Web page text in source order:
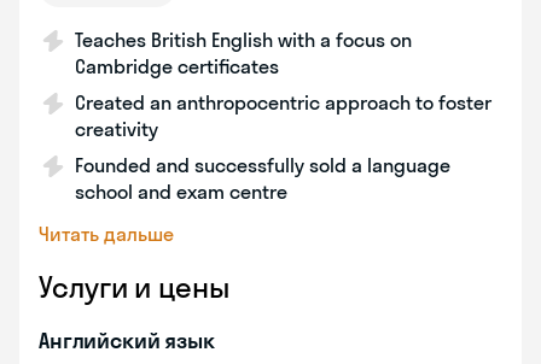
Teaches British English with a focus on
Cambridge certificates
Created an anthropocentric approach to foster
creativity
Founded and successfully sold a language
school and exam centre
Читать дальше
Услуги и цены
Английский язык